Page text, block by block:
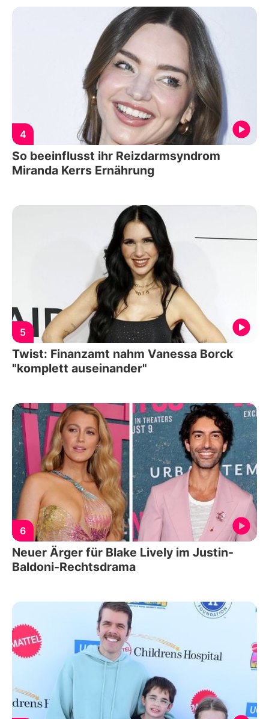
4
So beeinflusst ihr Reizdarmsyndrom
Miranda Kerrs Ernährung
5
Twist: Finanzamt nahm Vanessa Borck
"komplett auseinander"
6
Neuer Ärger für Blake Lively im Justin-
Baldoni-Rechtsdrama